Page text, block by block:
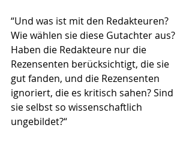
“Und was ist mit den Redakteuren?
Wie wählen sie diese Gutachter aus?
Haben die Redakteure nur die
Rezensenten berücksichtigt, die sie
gut fanden, und die Rezensenten
ignoriert, die es kritisch sahen? Sind
sie selbst so wissenschaftlich
ungebildet?“